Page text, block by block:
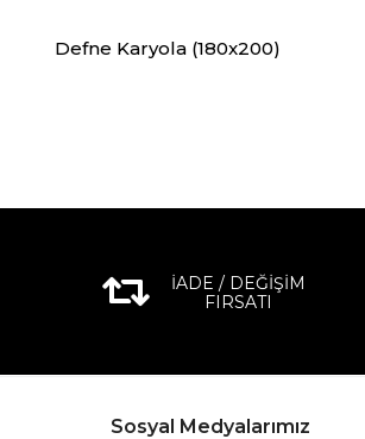
Defne Karyola (180x200)
İADE / DEĞİŞİM
FIRSATI
Sosyal Medyalarımız